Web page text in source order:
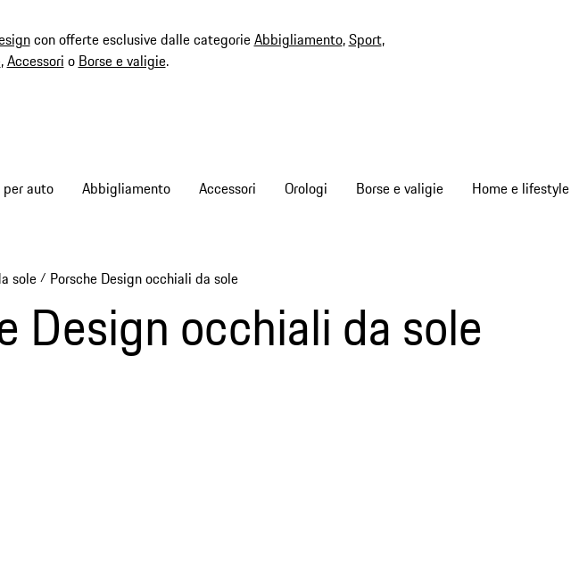
con offerte esclusive dalle categorieAbbigliamento,Sport,
,Accessori o Borse e valigie.
auto Abbigliamento Accessori Orologi Borse e valigie Home e lifestyle
breadcrumb items
sole / Porsche Design occhiali da sole
Design occhiali da sole